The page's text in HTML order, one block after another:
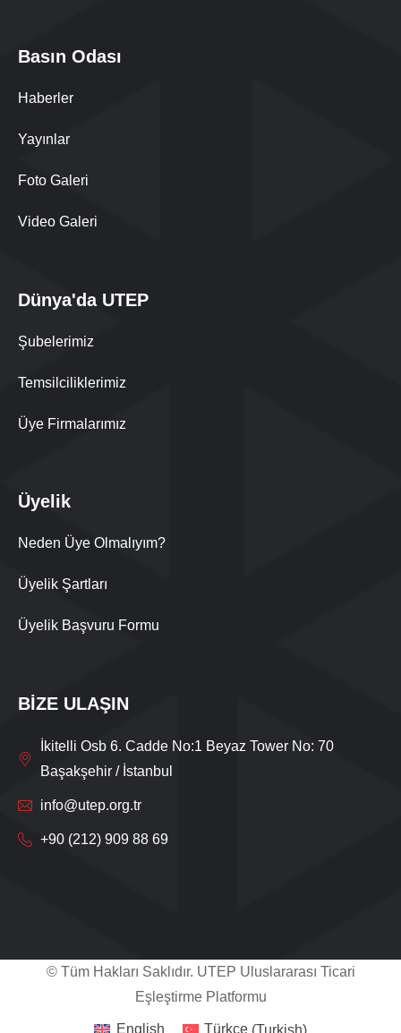
Basın Odası
Haberler
Yayınlar
Foto Galeri
Video Galeri
Dünya'da UTEP
Şubelerimiz
Temsilciliklerimiz
Üye Firmalarımız
Üyelik
Neden Üye Olmalıyım?
Üyelik Şartları
Üyelik Başvuru Formu
BİZE ULAŞIN
İkitelli Osb 6. Cadde No:1 Beyaz Tower No: 70
Başakşehir / İstanbul
info@utep.org.tr
+90 (212) 909 88 69
© Tüm Hakları Saklıdır. UTEP Uluslararası Ticari
Eşleştirme Platformu
English Türkçe(Turkish)